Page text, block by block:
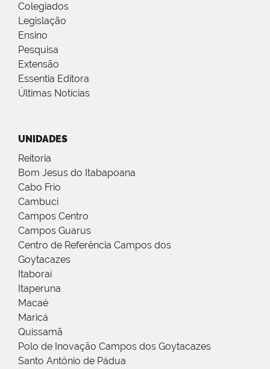
Colegiados
Legislação
Ensino
Pesquisa
Extensão
Essentia Editora
Últimas Notícias
UNIDADES
Reitoria
Bom Jesus do Itabapoana
Cabo Frio
Cambuci
Campos Centro
Campos Guarus
Centro de Referência Campos dos
Goytacazes
Itaboraí
Itaperuna
Macaé
Maricá
Quissamã
Polo de Inovação Campos dos Goytacazes
Santo Antônio de Pádua